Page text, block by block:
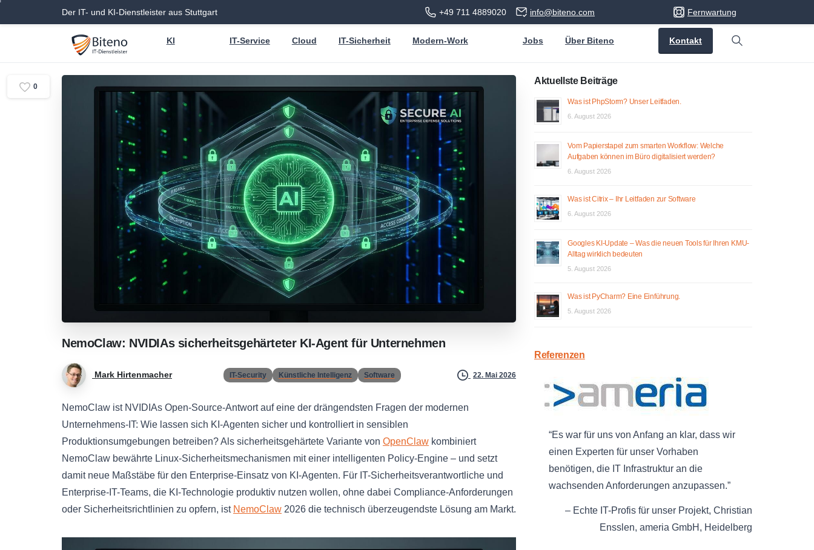
Der IT- und KI-Dienstleister aus Stuttgart +49 711 4889020 info@biteno.com Fernwartung
KI IT-Service Cloud IT-Sicherheit Modern-Work Jobs Über Biteno Kontakt
Search
NemoClaw: NVIDIAs sicherheitsgehärteter KI-Agent für Unternehmen
Mark Hirtenmacher IT-Security Künstliche Intelligenz Software 22. Mai 2026
NemoClaw ist NVIDIAs Open-Source-Antwort auf eine der drängendsten Fragen der modernen
Unternehmens-IT: Wie lassen sich KI-Agenten sicher und kontrolliert in sensiblen
Produktionsumgebungen betreiben? Als sicherheitsgehärtete Variante von OpenClaw kombiniert
NemoClaw bewährte Linux-Sicherheitsmechanismen mit einer intelligenten Policy-Engine – und setzt
damit neue Maßstäbe für den Enterprise-Einsatz von KI-Agenten. Für IT-Sicherheitsverantwortliche und
Enterprise-IT-Teams, die KI-Technologie produktiv nutzen wollen, ohne dabei Compliance-Anforderungen
oder Sicherheitsrichtlinien zu opfern, ist NemoClaw 2026 die technisch überzeugendste Lösung am Markt.
0
Aktuellste Beiträge
Was ist PhpStorm? Unser Leitfaden.
6. August 2026
Vom Papierstapel zum smarten Workflow: Welche
Aufgaben können im Büro digitalisiert werden?
6. August 2026
Was ist Citrix – Ihr Leitfaden zur Software
6. August 2026
Googles KI-Update – Was die neuen Tools für Ihren KMU-
Alltag wirklich bedeuten
5. August 2026
Was ist PyCharm? Eine Einführung.
5. August 2026
Referenzen
Es war für uns von Anfang an klar, dass wir
einen Experten für unser Vorhaben
benötigen, die IT Infrastruktur an die
wachsenden Anforderungen anzupassen.
Echte IT-Profis für unser Projekt Christian
Ensslen ameria GmbH Heidelberg